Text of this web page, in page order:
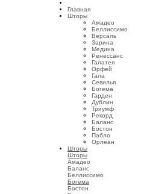
Главная
Шторы
Амадео
Беллиссимо
Версаль
Зарина
Медина
Ренессанс
Галатея
Орфей
Гала
Севилья
Богема
Гарден
Дублин
Триумф
Рекорд
Баланс
Бостон
Пабло
Орлеан
Шторы
Шторы
Амадео
Баланс
Беллиссимо
Богема
Бостон